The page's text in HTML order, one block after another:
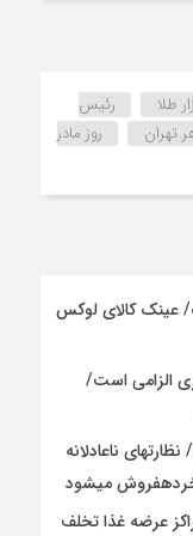
طلا
رئیس
تهران
روز مادر
عینک کالای لوکس
الزامی است/
توزیع کالاهای اساسی ۳ برابر تقاضاست/ نظارت‎های ناعادلانه
عرضه غذا تخلف